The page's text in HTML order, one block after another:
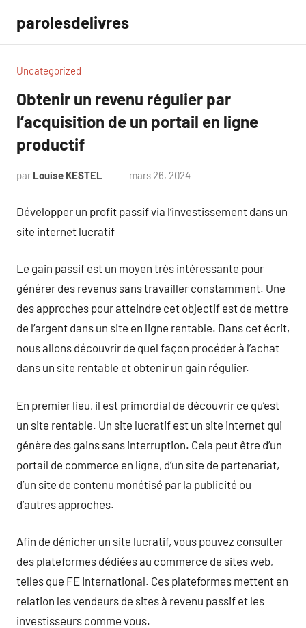
contenu
parolesdelivres
Uncategorized
Obtenir un revenu régulier par
l’acquisition de un portail en ligne
productif
par Louise KESTEL mars 26, 2024
Développer un profit passif via l’investissement dans un
site internet lucratif
Le gain passif est un moyen très intéressante pour
générer des revenus sans travailler constamment. Une
des approches pour atteindre cet objectif est de mettre
de l’argent dans un site en ligne rentable. Dans cet écrit,
nous allons découvrir de quel façon procéder à l’achat
dans un site rentable et obtenir un gain régulier.
En premier lieu, il est primordial de découvrir ce qu’est
un site rentable. Un site lucratif est un site internet qui
génère des gains sans interruption. Cela peut être d’un
portail de commerce en ligne, d’un site de partenariat,
d’un site de contenu monétisé par la publicité ou
d’autres approches.
Afin de dénicher un site lucratif, vous pouvez consulter
des plateformes dédiées au commerce de sites web,
telles que FE International. Ces plateformes mettent en
relation les vendeurs de sites à revenu passif et les
investisseurs comme vous.